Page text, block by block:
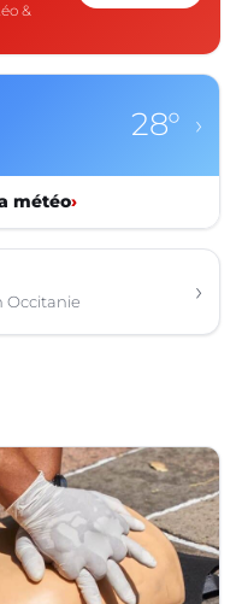
&
28° ›
météo›
Occitanie ›